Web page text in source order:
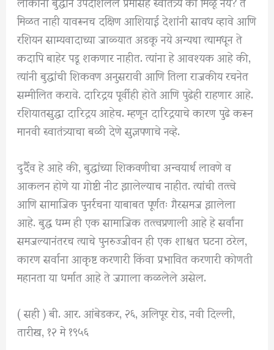
मिळत नाही यावरूनच दक्षिण आशियाई देशांनी सावध व्हावे आणि
रशियन साम्यवादाच्या जाळ्यात अडकू नये अन्यथा त्यामधून ते
कदापि बाहेर पडू शकणार नाहीत. त्यांना हे आवश्यक आहे की,
त्यांनी बुद्धांची शिकवण अनुसरावी आणि तिला राजकीय रचनेत
सम्मीलित करावे. दारिद्रय पूर्वीही होते आणि पुढेही राहणार आहे.
रशियातसुद्धा दारिद्रय आहेच. म्हणून दारिद्रयाचे कारण पुढे करून
मानवी स्वातंत्र्याचा बळी देणे सुज्ञपणाचे नव्हे.
दुर्दैव हे आहे की, बुद्धांच्या शिकवणीचा अन्वयार्थ लावणे व
आकलन होणे या गोष्टी नीट झालेल्याच नाहीत. त्यांची तत्त्वे
आणि सामाजिक पुनर्रचना याबाबत पूर्णतः गैरसमज झालेला
आहे. बुद्ध धम्म ही एक सामाजिक तत्त्वप्रणाली आहे हे सर्वांना
समजल्यानंतरच त्याचे पुनरुज्जीवन ही एक शाश्वत घटना ठरेल,
कारण सर्वाना आकृष्ट करणारी किंवा प्रभावित करणारी कोणती
महानता या धर्मात आहे ते जगाला कळलेले असेल.
( सही ) बी. आर. आंबेडकर, २६, अलिपूर रोड, नवी दिल्ली,
तारीख, १२ मे १९५६